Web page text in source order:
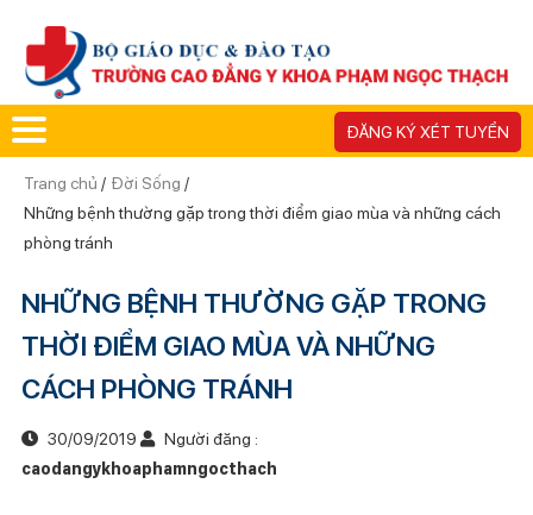
ĐĂNG KÝ XÉT TUYỂN
Trang chủ / Đời Sống /
Những bệnh thường gặp trong thời điểm giao mùa và những cách
phòng tránh
NHỮNG BỆNH THƯỜNG GẶP TRONG
THỜI ĐIỂM GIAO MÙA VÀ NHỮNG
CÁCH PHÒNG TRÁNH
30/09/2019
Người đăng :
caodangykhoaphamngocthach